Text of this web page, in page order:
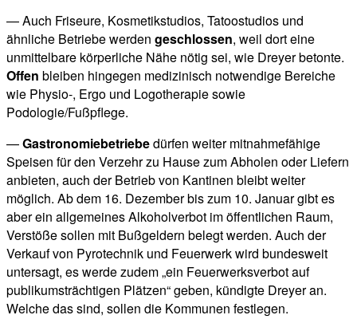
— Auch Friseure, Kosmetikstudios, Tatoostudios und
ähnliche Betriebe werden geschlossen, weil dort eine
unmittelbare körperliche Nähe nötig sei, wie Dreyer betonte.
Offen bleiben hingegen medizinisch notwendige Bereiche
wie Physio-, Ergo und Logotherapie sowie
Podologie/Fußpflege.
—Gastronomiebetriebedürfen weiter mitnahmefähige
Speisen für den Verzehr zu Hause zum Abholen oder Liefern
anbieten, auch der Betrieb von Kantinen bleibt weiter
möglich. Ab dem 16. Dezember bis zum 10. Januar gibt es
aber ein allgemeines Alkoholverbot im öffentlichen Raum,
Verstöße sollen mit Bußgeldern belegt werden. Auch der
Verkauf von Pyrotechnik und Feuerwerk wird bundesweit
untersagt, es werde zudem „ein Feuerwerksverbot auf
publikumsträchtigen Plätzen“ geben, kündigte Dreyer an.
Welche das sind, sollen die Kommunen festlegen.